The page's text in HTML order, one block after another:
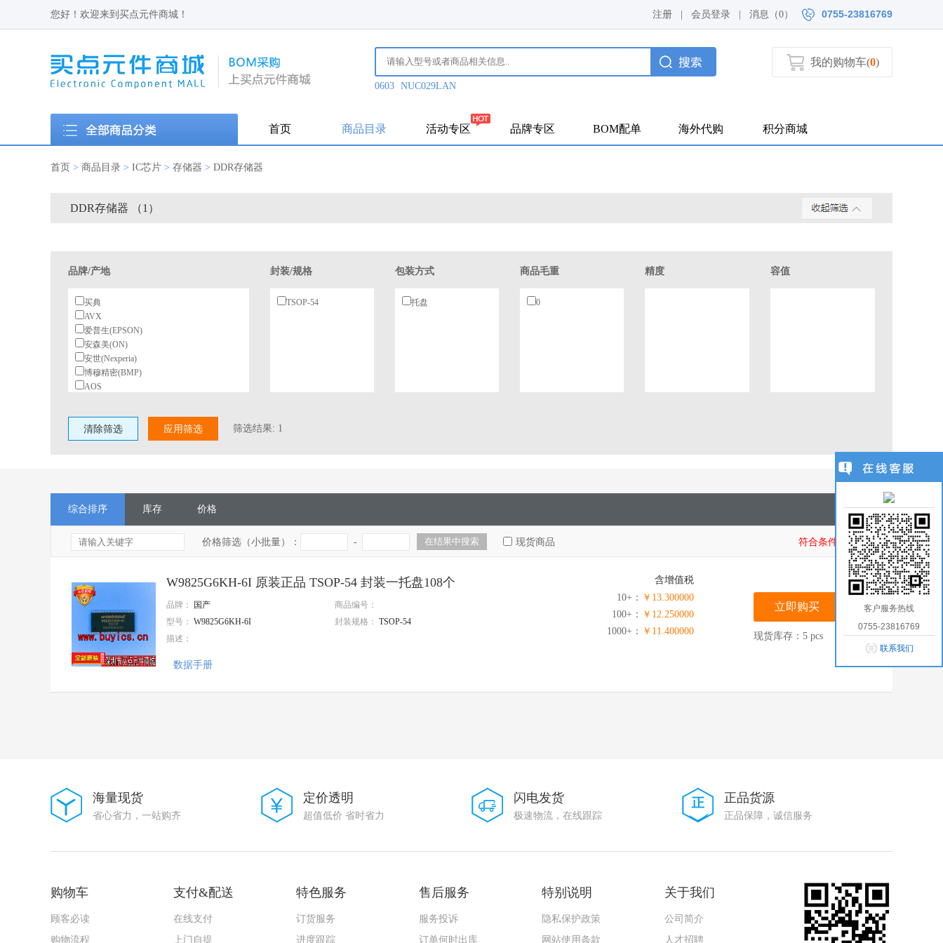
0755-23816769
注册 会员登录 消息（0）
您好！欢迎来到买点元件商城！
我的购物车(0)
0603 NUC029LAN
首页 商品目录 活动专区 品牌专区 BOM配单 海外代购 积分商城
首页 > 商品目录 > IC芯片 > 存储器 > DDR存储器
DDR存储器 （1）
品牌/产地 封装/规格 包装方式 商品毛重 精度 容值
买典
AVX
爱普生(EPSON)
安森美(ON)
安世(Nexperia)
博穆精密(BMP)
AOS
BeiQi
柏恩斯(BOURNS)
博林(BL)
东高志(TOCOS)
风华
国星光电
台湾丰宾(CapXon)
HGSEMI(华冠)
ST(意法半导体)
TI(德州仪器)
Nexperia(安世)
大毅科技
VISHAY(威世)
Goertek(歌尔)
7Q-TEK(七芯中创)
Sencoch(芯感智)
AIC(沛亨半导体)
onsemi(安森美)
Cmos(广东场效应半导体)
FORT(致强)
TSOP-54 托盘 0
清除筛选 应用筛选 筛选结果: 1
1/1
综合排序 库存 价格
符合条件商品：1
价格筛选（小批量）： - 现货商品
W9825G6KH-6I 原装正品 TSOP-54 封装一托盘108个
品牌： 国产
商品编号：
型号： W9825G6KH-6I 封装规格： TSOP-54
描述：
数据手册
含增值税
10+： ￥13.300000
100+： ￥12.250000
1000+： ￥11.400000
立即购买
现货库存：5 pcs
海量现货
省心省力，一站购齐
定价透明
超值低价 省时省力
闪电发货
极速物流，在线跟踪
正品货源
正品保障，诚信服务
购物车
顾客必读
购物流程
支付&配送
在线支付
上门自提
特色服务
订货服务
进度跟踪
售后服务
服务投诉
订单何时出库
特别说明
隐私保护政策
网站使用条款
关于我们
公司简介
人才招聘
客户服务热线
0755-23816769
联系我们